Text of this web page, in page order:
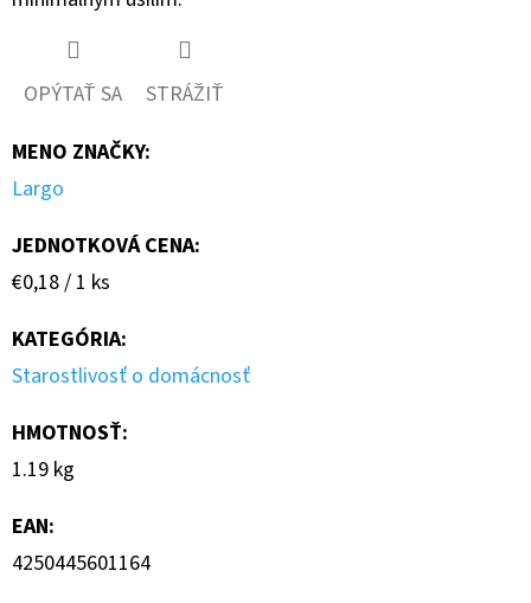
OPÝTAŤ SA
STRÁŽIŤ
MENO ZNAČKY:
Largo
JEDNOTKOVÁ CENA:
Jednotková
€0,18 / 1 ks
KATEGÓRIA:
Starostlivosť o domácnosť
HMOTNOSŤ:
1.19 kg
EAN:
4250445601164